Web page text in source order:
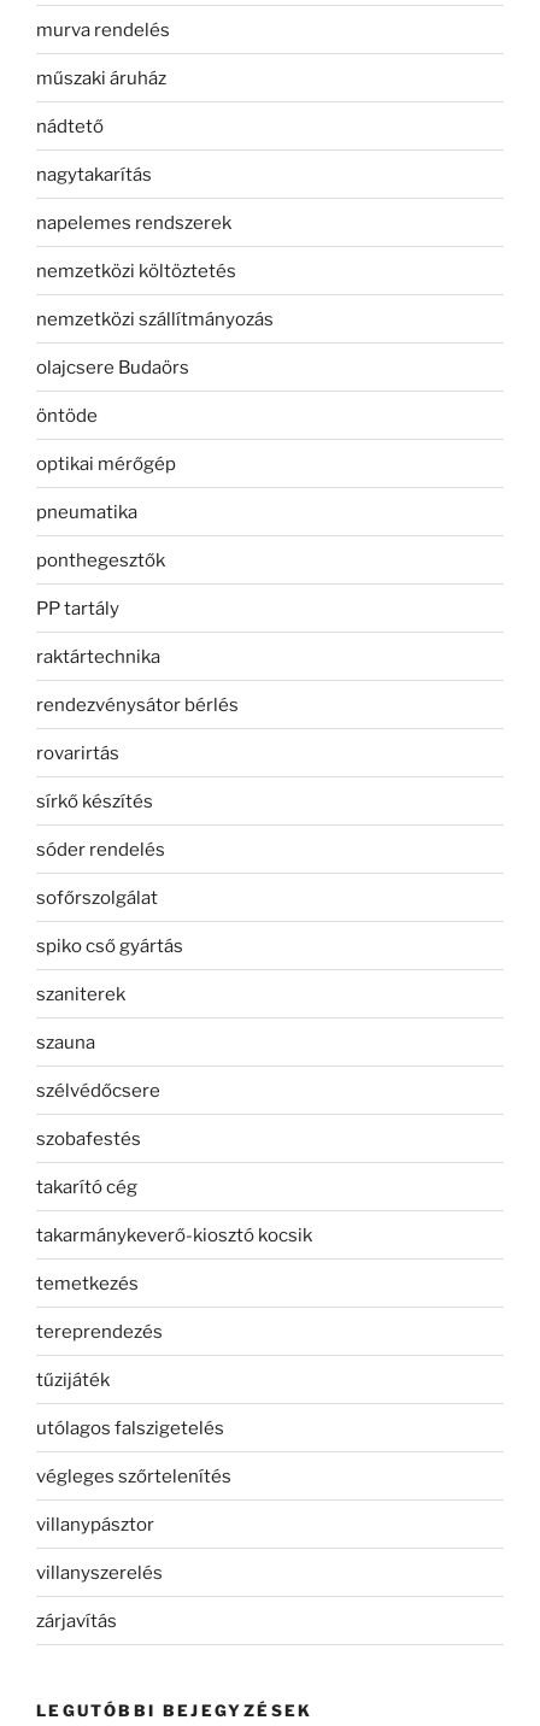
murva rendelés
műszaki áruház
nádtető
nagytakarítás
napelemes rendszerek
nemzetközi költöztetés
nemzetközi szállítmányozás
olajcsere Budaörs
öntöde
optikai mérőgép
pneumatika
ponthegesztők
PP tartály
raktártechnika
rendezvénysátor bérlés
rovarirtás
sírkő készítés
sóder rendelés
sofőrszolgálat
spiko cső gyártás
szaniterek
szauna
szélvédőcsere
szobafestés
takarító cég
takarmánykeverő-kiosztó kocsik
temetkezés
tereprendezés
tűzijáték
utólagos falszigetelés
végleges szőrtelenítés
villanypásztor
villanyszerelés
zárjavítás
LEGUTÓBBI BEJEGYZÉSEK